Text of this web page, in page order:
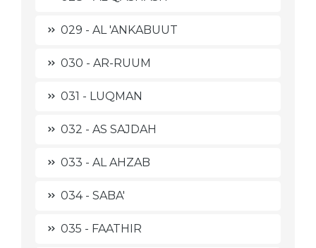
029 - AL 'ANKABUUT
030 - AR-RUUM
031 - LUQMAN
032 - AS SAJDAH
033 - AL AHZAB
034 - SABA'
035 - FAATHIR